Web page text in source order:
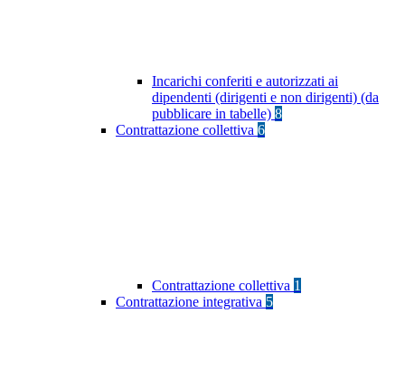
Incarichi conferiti e autorizzati ai
dipendenti (dirigenti e non dirigenti) (da
pubblicare in tabelle) 8
Contrattazione collettiva 6
Contrattazione collettiva 1
Contrattazione integrativa 5